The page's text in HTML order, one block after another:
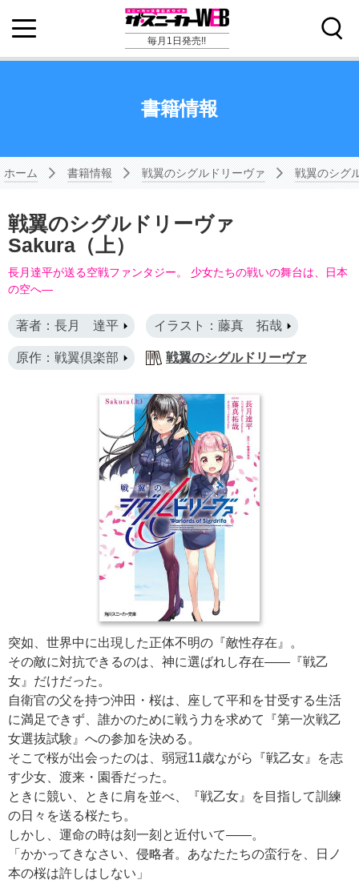
毎月1日発売!!
書籍情報
ホーム 書籍情報 戦翼のシグルドリーヴァ 戦翼のシグ
戦翼のシグルドリーヴァ
Sakura（上）
長月達平が送る空戦ファンタジー。 少女たちの戦いの舞台は、日本
の空へ―
著者：長月 達平 イラスト：藤真 拓哉
原作：戦翼倶楽部 戦翼のシグルドリーヴァ
突如、世界中に出現した正体不明の『敵性存在』。
その敵に対抗できるのは、神に選ばれし存在――『戦乙
女』だけだった。
自衛官の父を持つ沖田・桜は、座して平和を甘受する生活
に満足できず、誰かのために戦う力を求めて『第一次戦乙
女選抜試験』への参加を決める。
そこで桜が出会ったのは、弱冠11歳ながら『戦乙女』を志
す少女、渡来・園香だった。
ときに競い、ときに肩を並べ、『戦乙女』を目指して訓練
の日々を送る桜たち。
しかし、運命の時は刻一刻と近付いて――。
「かかってきなさい、侵略者。あなたたちの蛮行を、日ノ
本の桜は許しはしない」